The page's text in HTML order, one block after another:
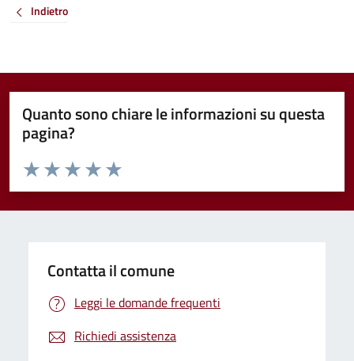
Indietro
Quanto sono chiare le informazioni su questa
pagina?
Valuta da 1 a 5 stelle la pagina
Valuta 5 stelle su 5
Valuta 4 stelle su 5
Valuta 3 stelle su 5
Valuta 2 stelle su 5
Valuta 1 stelle su 5
Contatta il comune
Leggi le domande frequenti
Richiedi assistenza